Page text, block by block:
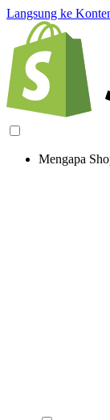
Langsung ke
Mengapa